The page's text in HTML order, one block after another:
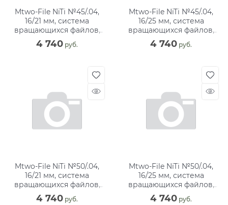
Mtwo-File NiTi №45/.04,
16/21 мм, система
вращающихся файлов,
блистер (6 шт)
4 740 руб.
Mtwo-File NiTi №45/.04,
16/25 мм, система
вращающихся файлов,
блистер (6 шт)
4 740 руб.
Mtwo-File NiTi №50/.04,
16/21 мм, система
вращающихся файлов,
блистер (6 шт)
4 740 руб.
Mtwo-File NiTi №50/.04,
16/25 мм, система
вращающихся файлов,
блистер (6 шт)
4 740 руб.